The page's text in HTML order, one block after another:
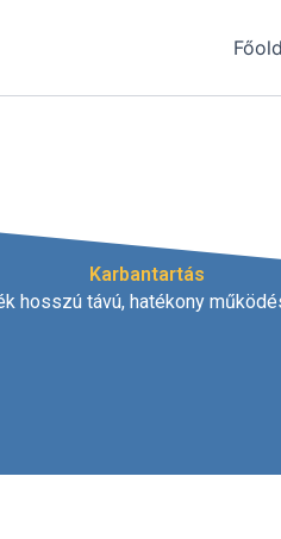
Karbantartás
hosszú távú, hatékony